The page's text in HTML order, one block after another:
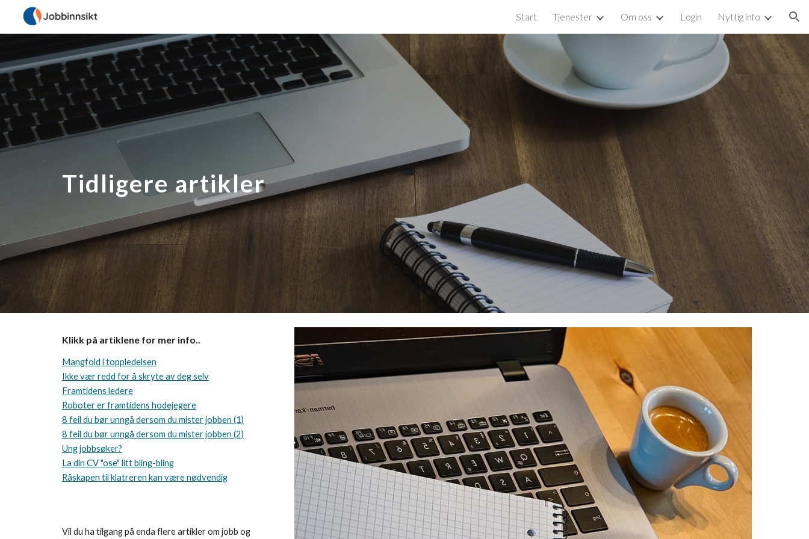
Skip to navigation
Start Tjenester Om oss Login Nyttig info
Tidligere artikler
Klikk på artiklene for mer info..
Mangfold i toppledelsen
Ikke vær redd for å skryte av deg selv
Framtidens ledere
Roboter er framtidens hodejegere
8 feil du bør unngå dersom du mister jobben (1)
8 feil du bør unngå dersom du mister jobben (2)
Ung jobbsøker?
La din CV "ose" litt bling-bling
Råskapen til klatreren kan være nødvendig
Vil du ha tilgang på enda flere artikler om jobb og